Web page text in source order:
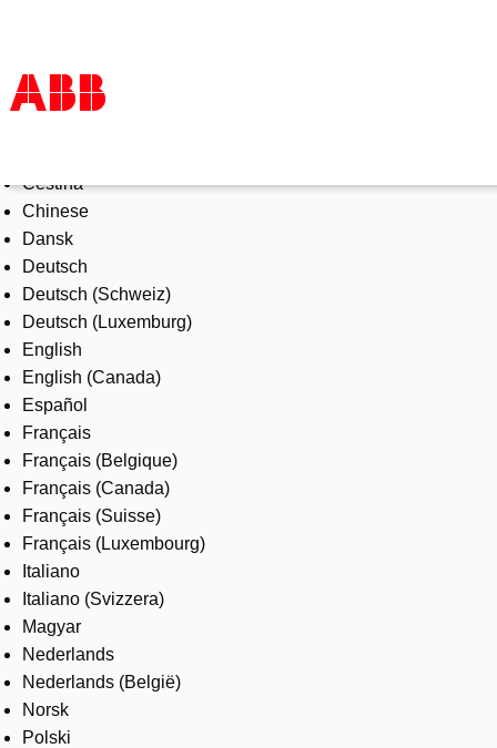
Products & Solutions
Industries
Services
About us
Where to buy
Contact us
Careers
Čeština
Chinese
Dansk
Deutsch
Deutsch (Schweiz)
Deutsch (Luxemburg)
English
English (Canada)
Español
Français
Français (Belgique)
Français (Canada)
Français (Suisse)
Français (Luxembourg)
Italiano
Italiano (Svizzera)
Magyar
Nederlands
Nederlands (België)
Norsk
Polski